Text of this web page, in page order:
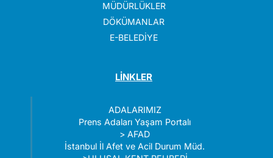
MÜDÜRLÜKLER
DÖKÜMANLAR
E-BELEDİYE
LİNKLER
ADALARIMIZ
Prens Adaları Yaşam Portalı
>AFAD
İstanbul İl Afet ve Acil Durum Müd.